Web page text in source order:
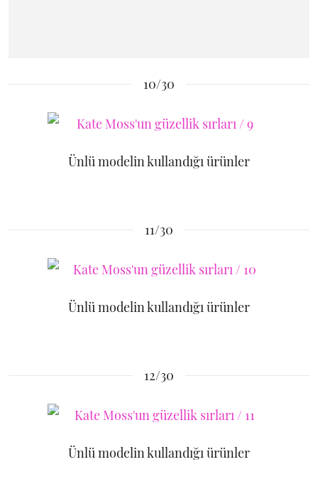
10/30
Ünlü modelin kullandığı ürünler
11/30
Ünlü modelin kullandığı ürünler
12/30
Ünlü modelin kullandığı ürünler